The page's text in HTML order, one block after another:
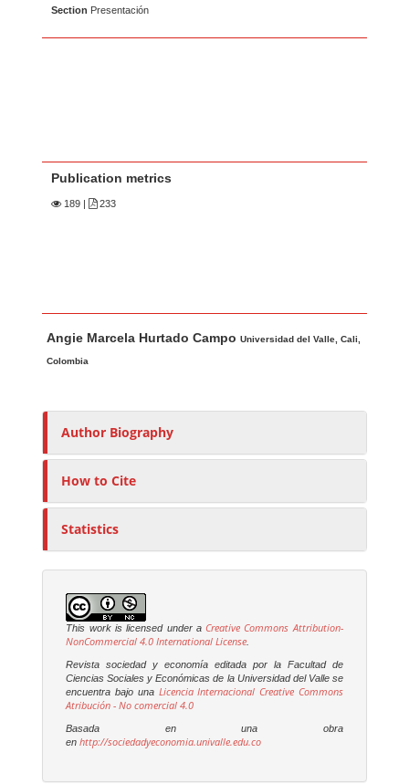
Section Presentación
Publication metrics
189 | 233
u
t
o
s
Angie Marcela Hurtado CampoUniversidad del Valle, Cali,
Colombia
Author Biography
How to Cite
Statistics
This work is licensed under a Creative Commons Attribution-
NonCommercial 4.0 International License
Revista sociedad y economía editada por la Facultad de
Ciencias Sociales y Económicas de la Universidad del Valle se
encuentra bajo unaLicencia Internacional Creative Commons
Atribución - No comercial 4.0
Basada en una obra
enhttp://sociedadyeconomia.univalle.edu.co